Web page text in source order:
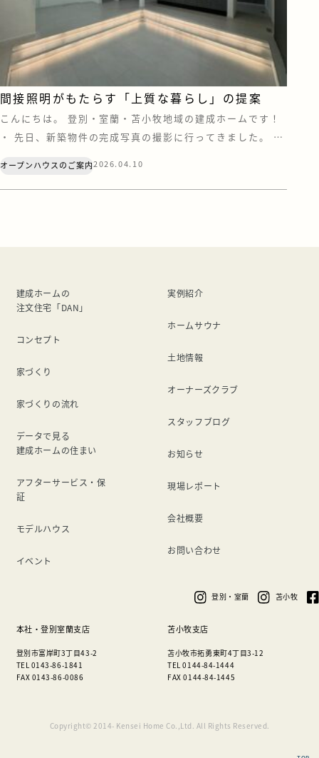
間接照明がもたらす「上質な暮らし」の提案
こんにちは。 登別・室蘭・苫小牧地域の建成ホームです！
・ 先日、新築物件の完成写真の撮影に行ってきました。 い
「日が暮れてから」のスタート。 ･･･というのも、設計担
当から「照明に並々ならぬこだわりがある!!」と聞いていた
オープンハウスのご案内2026.04.10
建成ホームの
注文住宅「DAN」
コンセプト
家づくり
家づくりの流れ
データで見る
建成ホームの住まい
アフターサービス・保
証
モデルハウス
イベント
実例紹介
ホームサウナ
土地情報
オーナーズクラブ
スタッフブログ
お知らせ
現場レポート
会社概要
お問い合わせ
本社・登別室蘭支店
登別市富岸町3丁目43-2
TEL 0143-86-1841
FAX 0143-86-0086
苫小牧支店
苫小牧市拓勇東町4丁目3-12
TEL 0144-84-1444
FAX 0144-84-1445
登別・室蘭 苫小牧
Copyright© 2014- Kensei Home Co.,Ltd. All Rights Reserved.